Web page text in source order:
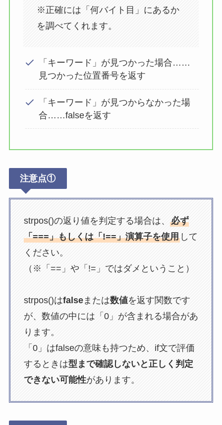
※正確には「何バイト目」にあるか
を調べてくれます。
「キーワード」が見つかった場合……
見つかった位置番号を返す
「キーワード」が見つからなかった場
合……falseを返す
注意点①
strpos()の返り値を判定する場合は、 必ず
「===」もしくは「!==」演算子を使用して
ください。
（※「==」や「!=」ではダメということ）
strpos()はfalseまたは数値を返す関数です
が、数値の中には「0」が含まれる場合があ
ります。
「0」はfalseの意味も持つため、if文で評価
するときは型まで確認しないと正しく判定
できない可能性があります。